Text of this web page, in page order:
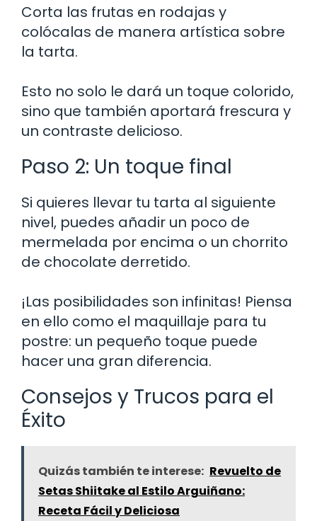
Corta las frutas en rodajas y
colócalas de manera artística sobre
la tarta.
Esto no solo le dará un toque colorido,
sino que también aportará frescura y
un contraste delicioso.
Paso 2: Un toque final
Si quieres llevar tu tarta al siguiente
nivel, puedes añadir un poco de
mermelada por encima o un chorrito
de chocolate derretido.
¡Las posibilidades son infinitas! Piensa
en ello como el maquillaje para tu
postre: un pequeño toque puede
hacer una gran diferencia.
Consejos y Trucos para el
Éxito
Quizás también te interese: Revuelto de
Setas Shiitake al Estilo Arguiñano:
Receta Fácil y Deliciosa